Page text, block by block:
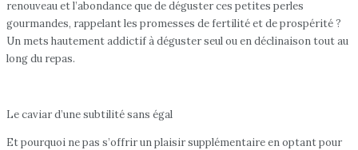
renouveau et l’abondance que de déguster ces petites perles
gourmandes, rappelant les promesses de fertilité et de prospérité ?
Un mets hautement addictif à déguster seul ou en déclinaison tout au
long du repas.
Le caviar d’une subtilité sans égal
Et pourquoi ne pas s’offrir un plaisir supplémentaire en optant pour